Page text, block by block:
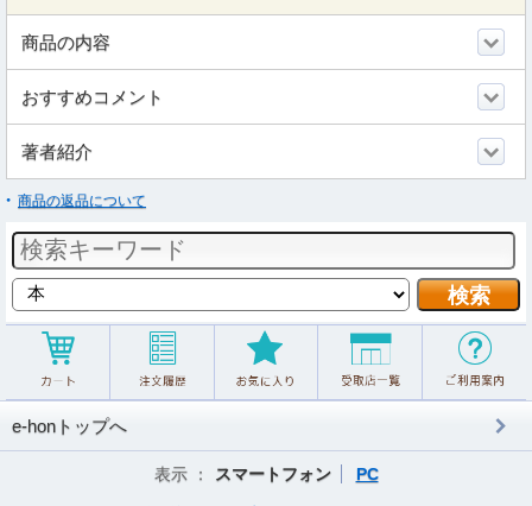
商品の内容
おすすめコメント
著者紹介
商品の返品について
e-honトップへ
表示 ： スマートフォン PC